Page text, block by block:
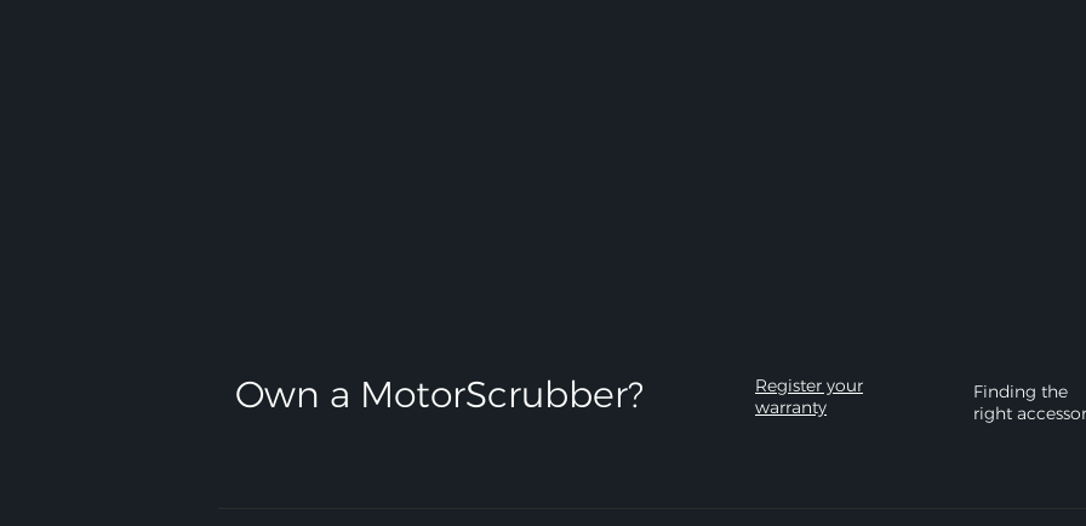
Own a MotorScrubber?​
Register your
warranty
Finding the
right